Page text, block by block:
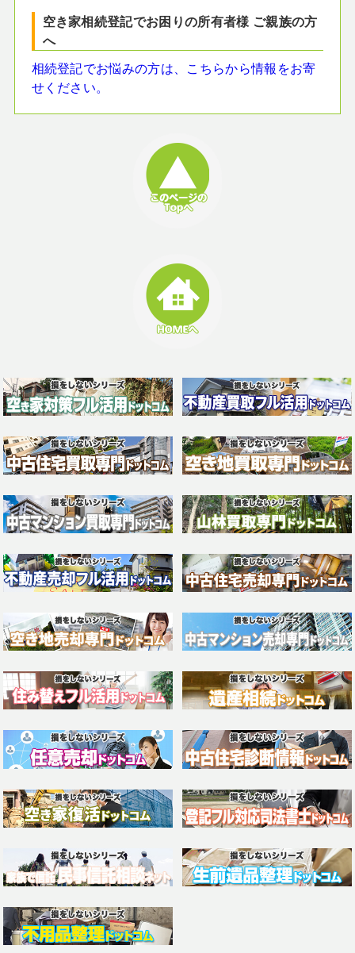
空き家相続登記でお困りの所有者様 ご親族の方
へ
相続登記でお悩みの方は、こちらから情報をお寄
せください。